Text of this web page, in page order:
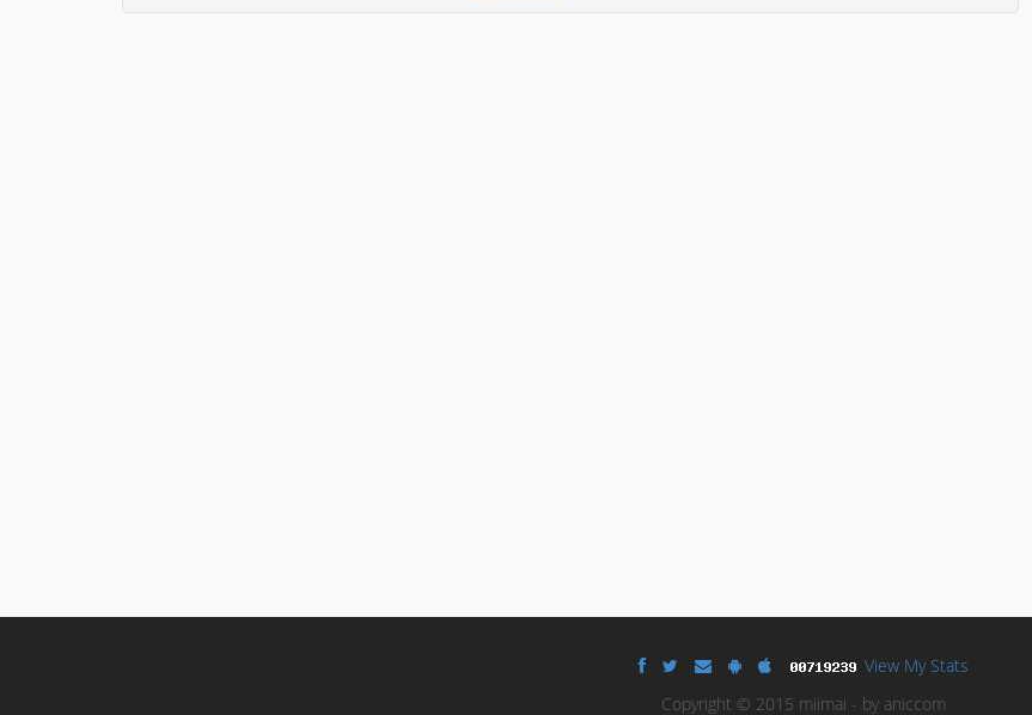
View My Stats
Copyright © 2015 miimai - by aniccom